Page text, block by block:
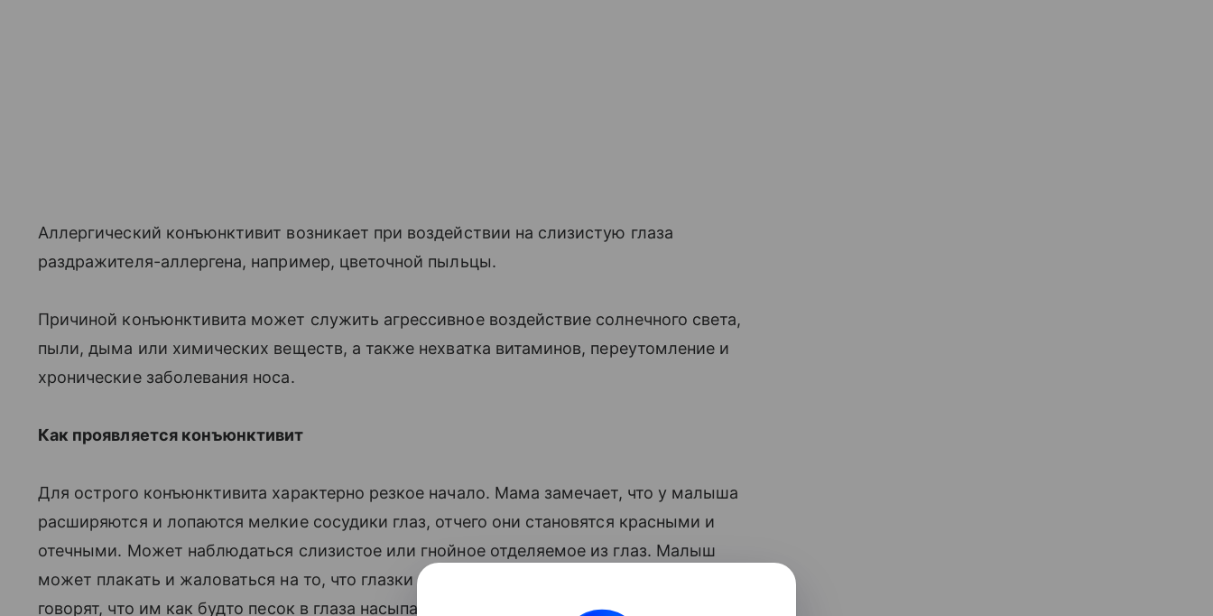
Аллергический конъюнктивит возникает при воздействии на слизистую глаза
раздражителя-аллергена, например, цветочной пыльцы.
Причиной конъюнктивита может служить агрессивное воздействие солнечного света,
пыли, дыма или химических веществ, а также нехватка витаминов, переутомление и
хронические заболевания носа.
Как проявляется конъюнктивит
Для острого конъюнктивита характерно резкое начало. Мама замечает, что у малыша
расширяются и лопаются мелкие сосудики глаз, отчего они становятся красными и
отечными. Может наблюдаться слизистое или гнойное отделяемое из глаз. Малыш
может плакать и жаловаться на то, что глазки болят и чешутся, взрослые дети
говорят, что им как будто песок в глаза насыпали и жалуются на ощущение жжения.